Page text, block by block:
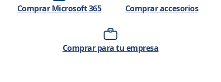
Comprar Microsoft 365 Comprar accesorios
Comprar para tu empresa